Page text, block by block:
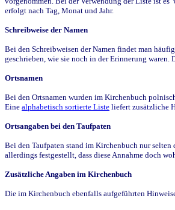
erfolgt nach Tag, Monat und Jahr.
Schreibweise der Namen
Bei den Schreibweisen der Namen findet man
geschrieben, wie sie noch in der Erinnerung
Ortsnamen
Bei den Ortsnamen wurden im Kirchenbuch
Eine alphabetisch sortierte Liste liefert zusätzliche
Ortsangaben bei den Taufpaten
Bei den Taufpaten stand im Kirchenbuch nur selten
allerdings festgestellt, dass diese Annahme doch
Zusätzliche Angaben im Kirchenbuch
Die im Kirchenbuch ebenfalls aufgeführten